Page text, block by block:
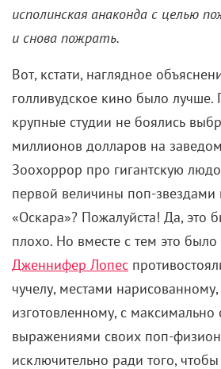
исполинская анаконда с целью
и снова пожрать.
Вот, кстати, наглядное
голливудское кино было лучше.
крупные студии не боялись
миллионов долларов на
Зоохоррор про гигантскую
первой величины поп-звездами
«Оскара»? Пожалуйста! Да, это
плохо. Но вместе с тем это
Дженнифер Лопес
чучелу, местами
изготовленному, с максимально
выражениями своих поп-
исключительно ради того, чтобы